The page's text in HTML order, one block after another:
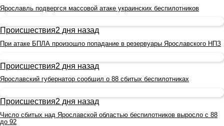
Ярославль подвергся массовой атаке украинских беспилотников
Происшествия2 дня назад
При атаке БПЛА произошло попадание в резервуары Ярославского НПЗ
Происшествия2 дня назад
Ярославский губернатор сообщил о 88 сбитых беспилотниках
Происшествия2 дня назад
Число сбитых над Ярославской областью беспилотников выросло с 88
до 92